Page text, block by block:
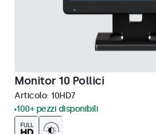
Monitor 10 Pollici
Articolo: 10HD7
100+ pezzi disponibili